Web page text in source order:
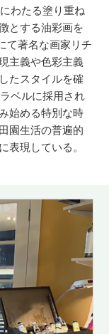
わたる塗り重ね
とする油彩画を
て著名な画家リチ
主義や色彩主義
たスタイルを確
ベルに採用され
始める特別な時
園生活の普遍的
表現している。